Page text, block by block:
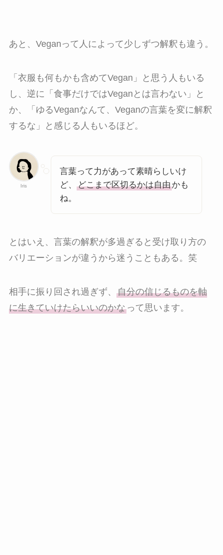
あと、Veganって人によって少しずつ解釈も違う。
「衣服も何もかも含めてVegan」と思う人もいる
し、逆に「食事だけではVeganとは言わない」と
か、「ゆるVeganなんて、Veganの言葉を変に解釈
するな」と感じる人もいるほど。
Iris
言葉って力があって素晴らしいけ
ど、
どこまで区切るかは自由かも
ね。
とはいえ、言葉の解釈が多過ぎると受け取り方の
バリエーションが違うから迷うこともある。笑
相手に振り回され過ぎず、 自分の信じるものを軸
に生きていけたらいいのかなって思います。